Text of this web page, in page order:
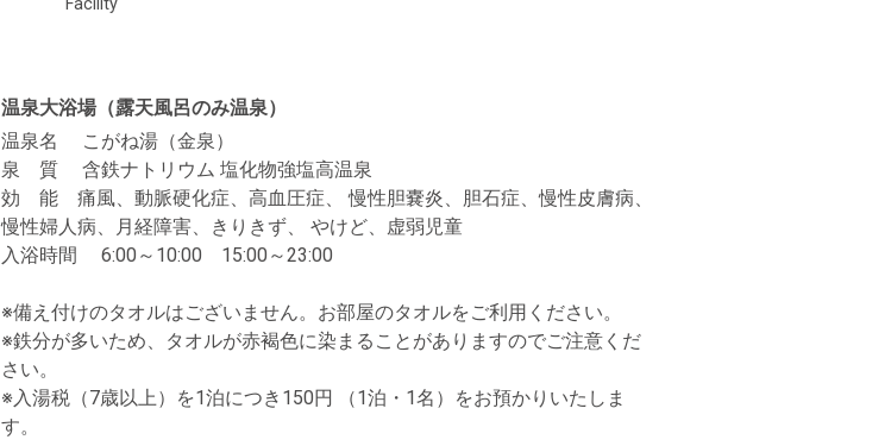
Facility
温泉大浴場（露天風呂のみ温泉）
温泉名 こがね湯（金泉）
泉 質 含鉄ナトリウム 塩化物強塩高温泉
効 能 痛風、動脈硬化症、高血圧症、 慢性胆嚢炎、胆石症、慢性皮膚病、
慢性婦人病、月経障害、きりきず、 やけど、虚弱児童
入浴時間 6:00～10:00 15:00～23:00
※備え付けのタオルはございません。お部屋のタオルをご利用ください。
※鉄分が多いため、タオルが赤褐色に染まることがありますのでご注意くだ
さい。
※入湯税（7歳以上）を1泊につき150円 （1泊・1名）をお預かりいたしま
す。